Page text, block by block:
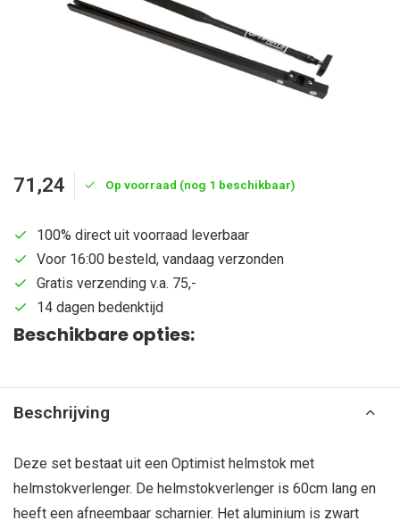
71,24 Op voorraad (nog 1 beschikbaar)
100% direct uit voorraad leverbaar
Voor 16:00 besteld, vandaag verzonden
Gratis verzending v.a. 75,-
14 dagen bedenktijd
Beschikbare opties:
Beschrijving
Deze set bestaat uit een Optimist helmstok met
helmstokverlenger. De helmstokverlenger is 60cm lang en
heeft een afneembaar scharnier. Het aluminium is zwart